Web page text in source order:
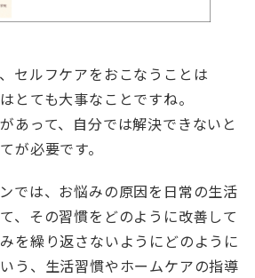
セルフケアをおこなうことは
とても大事なことですね。
あって、自分では解決できないと
が必要です。
では、お悩みの原因を日常の生活
、その習慣をどのように改善して
を繰り返さないようにどのように
う、生活習慣やホームケアの指導